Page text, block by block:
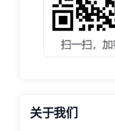
关于我们